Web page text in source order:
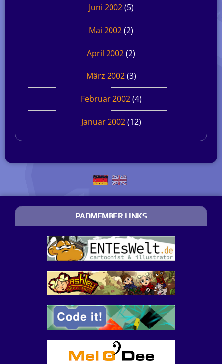
Juni 2002(5)
Mai 2002(2)
April 2002(2)
März 2002(3)
Februar 2002(4)
Januar 2002(12)
PADMEMBER LINKS